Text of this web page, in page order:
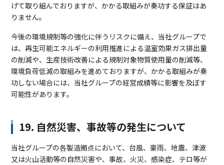
げて取り組んでおりますが、かかる取組みが奏功する保証はあ
りません。
今後の環境規制等の強化に伴うリスクに備え、当社グループで
は、再生可能エネルギーの利用推進による温室効果ガス排出量
の削減や、生産技術改善による規制対象物質使用量の削減等、
環境負荷低減の取組みを進めておりますが、かかる取組みが奏
功しない場合には、当社グループの経営成績等に影響を及ぼす
可能性があります。
19. 自然災害、事故等の発生について
当社グループの各製造拠点において、台風、豪雨、地震、津波
又は火山活動等の自然災害や、事故、火災、感染症、テロ等が